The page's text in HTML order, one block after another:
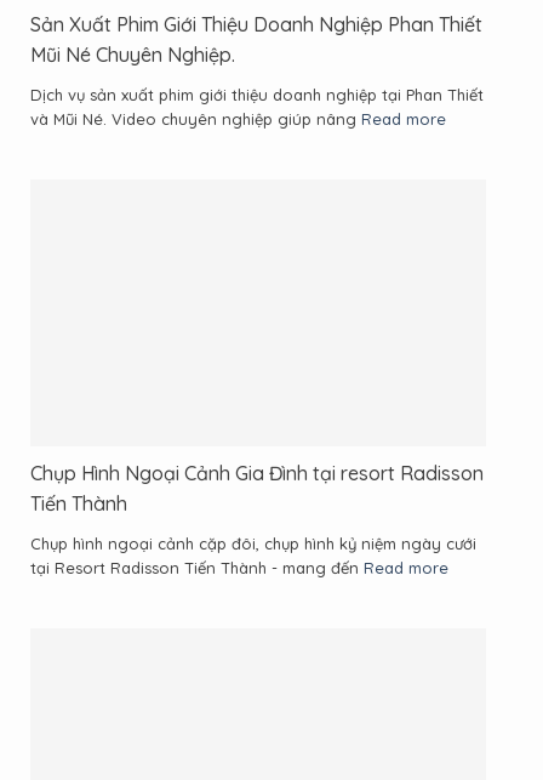
Sản Xuất Phim Giới Thiệu Doanh Nghiệp Phan Thiết
Mũi Né Chuyên Nghiệp.
Dịch vụ sản xuất phim giới thiệu doanh nghiệp tại Phan Thiết
và Mũi Né. Video chuyên nghiệp giúp nâng Read more
Chụp Hình Ngoại Cảnh Gia Đình tại resort Radisson
Tiến Thành
Chụp hình ngoại cảnh cặp đôi, chụp hình kỷ niệm ngày cưới
tại Resort Radisson Tiến Thành - mang đến Read more